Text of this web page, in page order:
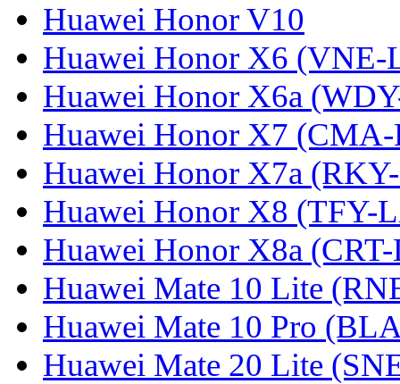
Huawei Honor V10
Huawei Honor X6 (VNE-
Huawei Honor X6a
Huawei Honor X7
Huawei Honor X7a
Huawei Honor X8 (TFY-
Huawei Honor X8a
Huawei Mate 10 Lite
Huawei Mate 10 Pro
Huawei Mate 20 Lite